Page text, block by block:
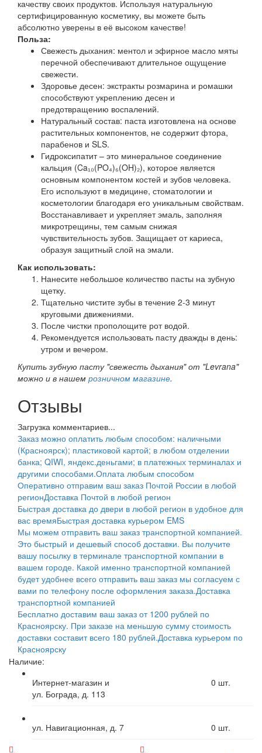
качеству своих продуктов. Используя натуральную
сертифицированную косметику, вы можете быть
абсолютно уверены в её высоком качестве!
Польза:
Свежесть дыхания: ментол и эфирное масло мяты
перечной обеспечивают длительное ощущение
свежести.
Здоровье десен: экстракты розмарина и ромашки
способствуют укреплению десен и
предотвращению воспалений.
Натуральный состав: паста изготовлена на основе
растительных компонентов, не содержит фтора,
парабенов и SLS.
Гидроксипатит – это минеральное соединение
кальция (Ca₁₀(PO₄)₆(OH)₂), которое является
основным компонентом костей и зубов человека.
Его используют в медицине, стоматологии и
косметологии благодаря его уникальным свойствам.
Восстанавливает и укрепляет эмаль, заполняя
микротрещины, тем самым снижая
чувствительность зубов. Защищает от кариеса,
образуя защитный слой на эмали.
Как использовать:
Нанесите небольшое количество пасты на зубную
щетку.
Тщательно чистите зубы в течение 2-3 минут
круговыми движениями.
После чистки прополощите рот водой.
Рекомендуется использовать пасту дважды в день:
утром и вечером.
Купить зубную пасту "свежесть дыхания" от "Levrana"
можно и в нашем розничном магазине.
Отзывы
Загрузка комментариев...
Заказ можно оплатить любым способом: наличными
(Красноярск); пластиковой картой; в любом отделении
банка; QIWI, яндекс.деньгами; в платежных терминалах и
другими способами.Оплата любым способом
Оперативно отправим ваш заказ Почтой России в любой
регионДоставка Почтой в любой регион
Быстрая доставка до двери в любой регион в удобное для
вас времяБыстрая доставка курьером EMS
Мы можем отправить ваш заказ транспортной компанией.
Это быстрый и дешевый способ доставки. Вы получите
вашу посылку в терминале транспортной компании в
вашем городе. Какой именно транспортной компанией
будет удобнее всего отправить ваш заказ мы согласуем с
вами по телефону после оформления заказа.Доставка
транспортной компанией
Бесплатно доставим ваш заказ от 1200 рублей по
Красноярску. При заказе на меньшую сумму стоимость
доставки составит всего 180 рублей.Доставка курьером по
Красноярску
Наличие:
Интернет-магазин и
ул. Бограда, д. 113
0 шт.
ул. Навигационная, д. 7 0 шт.